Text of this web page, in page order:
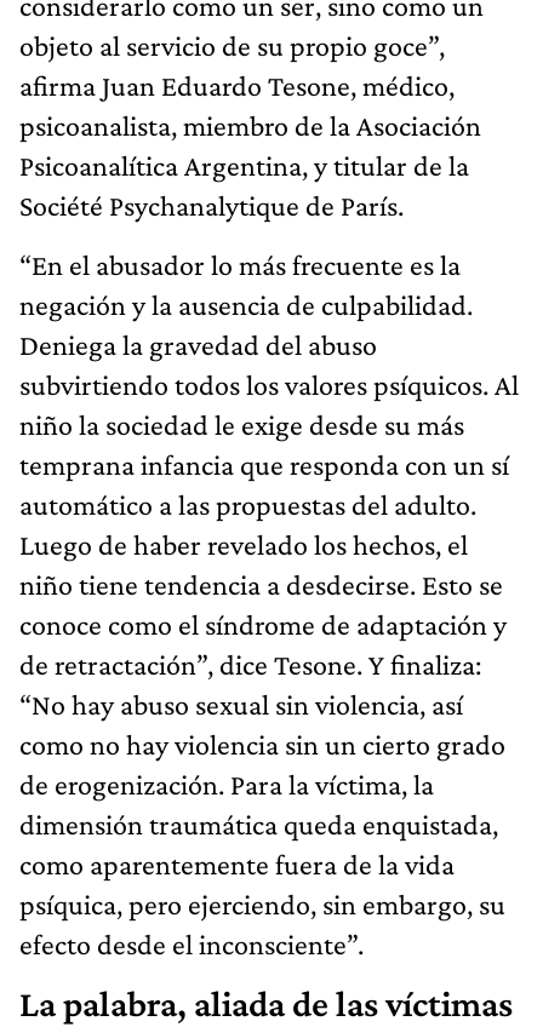
objeto al servicio de su propio goce”,
afirma Juan Eduardo Tesone, médico,
psicoanalista, miembro de la Asociación
Psicoanalítica Argentina, y titular de la
Société Psychanalytique de París.
“En el abusador lo más frecuente es la
negación y la ausencia de culpabilidad.
Deniega la gravedad del abuso
subvirtiendo todos los valores psíquicos. Al
niño la sociedad le exige desde su más
temprana infancia que responda con un sí
automático a las propuestas del adulto.
Luego de haber revelado los hechos, el
niño tiene tendencia a desdecirse. Esto se
conoce como el síndrome de adaptación y
de retractación”, dice Tesone. Y finaliza:
“No hay abuso sexual sin violencia, así
como no hay violencia sin un cierto grado
de erogenización. Para la víctima, la
dimensión traumática queda enquistada,
como aparentemente fuera de la vida
psíquica, pero ejerciendo, sin embargo, su
efecto desde el inconsciente”.
La palabra, aliada de las víctimas